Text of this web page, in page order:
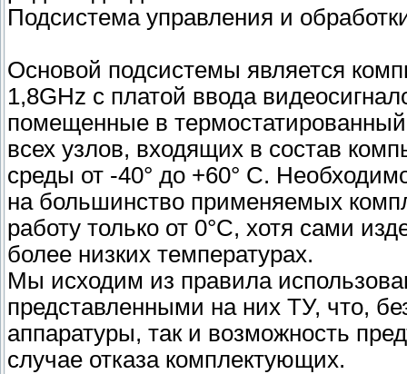
Подсистема управления и
Основой подсистемы является
1,8GHz с платой ввода
помещенные в
всех узлов, входящих в состав
среды от -40° до +60° С.
на большинство применяемых
работу только от 0°С, хотя сами
более низких температурах.
Мы исходим из правила
представленными на них ТУ, что,
аппаратуры, так и возможность
случае отказа комплектующих.